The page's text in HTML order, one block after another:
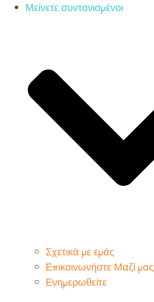
Μείνετε συντονισμένοι
Σχετικά με εμάς
Επικοινωνήστε Μαζί μας
Ενημερωθείτε